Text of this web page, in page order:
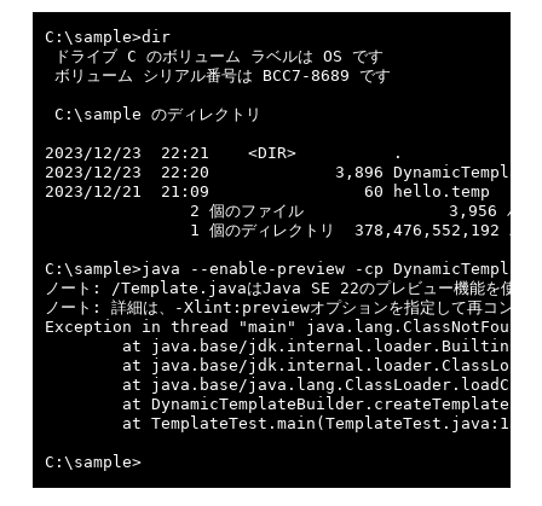
C:\sample>dir
ドライブ C のボリューム ラベルは OS です
ボリューム シリアル番号は BCC7-8689 です
C:\sample のディレクトリ
2023/12/23  22:21    <DIR>          .
2023/12/23  22:20             3,896
2023/12/21  21:09                60 hello.temp
2 個のファイル               3,956 バイ
1 個のディレクトリ  378,476,552,192 バイ
C:\sample>java --enable-preview -cp
ノート: /Template.javaはJava SE 22のプレビュー機能を使用
ノート: 詳細は、-Xlint:previewオプションを指定して再コンパイ
Exception in thread "main"
at java.base/
at java.base/
at java.base/
at
        at TemplateTest.main(TemplateTest.java:13)
C:\sample>